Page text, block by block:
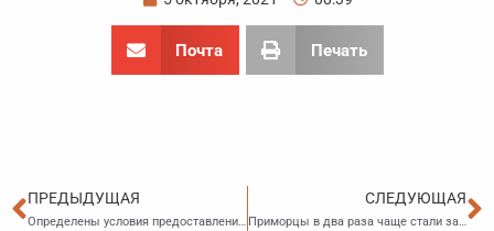
Почта Печать
Пред
ПРЕДЫДУЩАЯ
Определены условия предоставления субсидий из бюджета Владивостока юрлицам и ИП
СЛЕДУЮЩАЯ
Приморцы в два раза чаще стали заключать договоры на «долевое» строительство